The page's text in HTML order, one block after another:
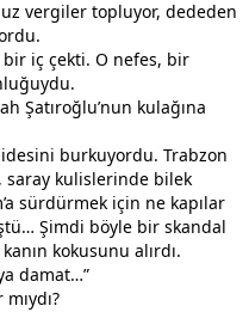
vergiler topluyor, dededen
bir iç çekti. O nefes, bir
Şatıroğlu’nun kulağına
burkuyordu. Trabzon
saray kulislerinde bilek
sürdürmek için ne kapılar
Şimdi böyle bir skandal
kokusunu alırdı.
damat…”